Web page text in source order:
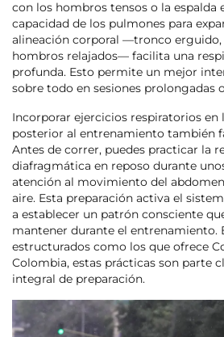
con los hombros tensos o la espalda
capacidad de los pulmones para
alineación corporal —tronco erguido,
hombros relajados— facilita una
profunda. Esto permite un mejor
sobre todo en sesiones prolongadas
Incorporar ejercicios respiratorios en
posterior al entrenamiento también
Antes de correr, puedes practicar la
diafragmática en reposo durante
atención al movimiento del
aire. Esta preparación activa el
a establecer un patrón consciente
mantener durante el entrenamiento.
estructurados como los que ofrece
Colombia, estas prácticas son parte
integral de preparación.